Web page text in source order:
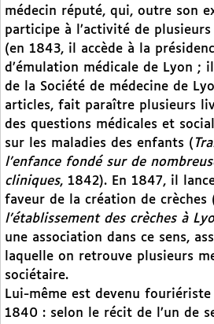
médecin réputé, qui, outre son
participe à l’activité de plusieurs
(en 1843, il accède à la
d’émulation médicale de Lyon ;
de la Société de médecine de
articles, fait paraître plusieurs
des questions médicales et
sur les maladies des enfants (
l’enfance fondé sur de
cliniques, 1842). En 1847, il
faveur de la création de crèches
l’établissement des crèches à
une association dans ce sens,
laquelle on retrouve plusieurs
sociétaire.
Lui-même est devenu
1840 : selon le récit de l’un de